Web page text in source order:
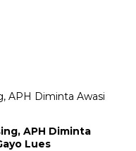
APH Diminta
Lues